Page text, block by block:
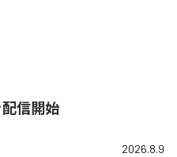
配信開始
2026.8.9